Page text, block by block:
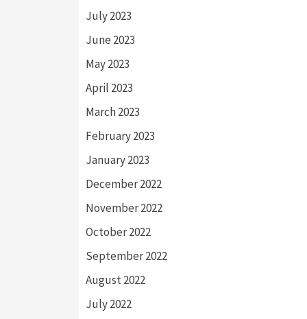
July 2023
June 2023
May 2023
April 2023
March 2023
February 2023
January 2023
December 2022
November 2022
October 2022
September 2022
August 2022
July 2022